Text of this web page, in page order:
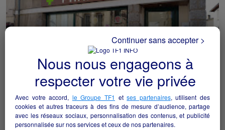
pharmacie
Mont-Louis - 66210
Nous nous engageons à
respecter votre vie privée
Avec votre accord, le Groupe TF1 etses partenaires, utilisent des
cookies et autres traceurs à des fins de mesure d’audience, partage
avec les réseaux sociaux, personnalisation des contenus, et publicité
personnalisée sur nos services et ceux de nos partenaires.
Continuer sans accepter >